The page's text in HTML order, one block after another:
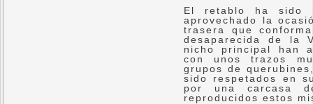
El retablo ha sido
aprovechado la
trasera que
desaparecida de la
nicho principal han
con unos trazos
grupos de
sido respetados en
por una carcasa
reproducidos estos